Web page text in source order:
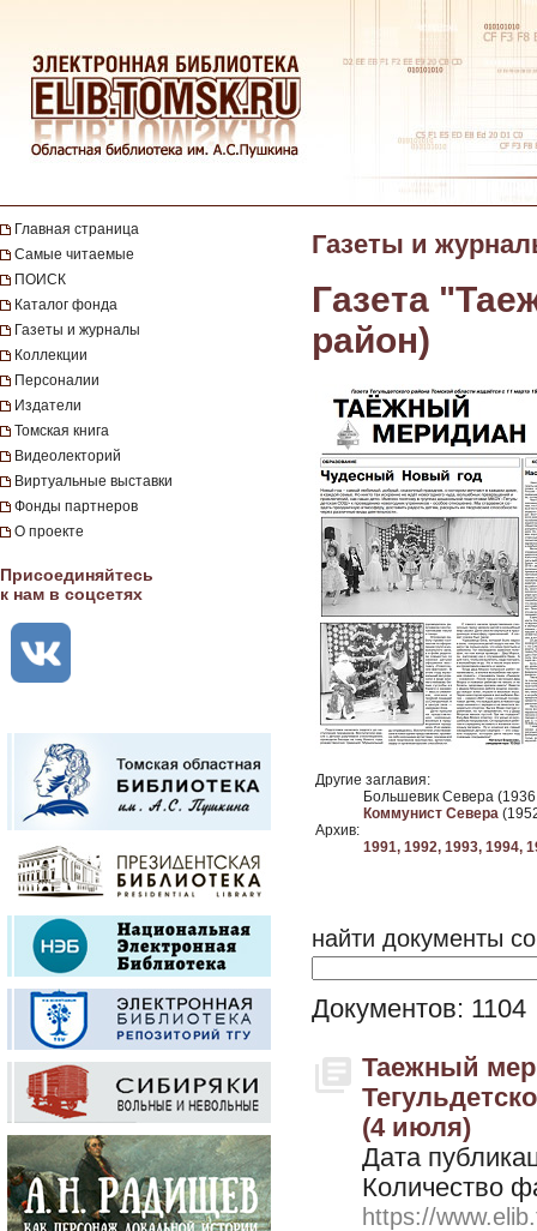
Главная страница
Самые читаемые
ПОИСК
Каталог фонда
Газеты и журналы
Коллекции
Персоналии
Издатели
Томская книга
Видеолекторий
Виртуальные выставки
Фонды партнеров
О проекте
Присоединяйтесь
к нам в соцсетях
Газеты и
Газета
район)
Другие заглавия:
Большевик Севера
Коммунист Севера
Архив:
1991, 1992, 1993, 1994,
найти документы
Документов: 1104
Таежный
(4 июля)
Дата
Количество
https://